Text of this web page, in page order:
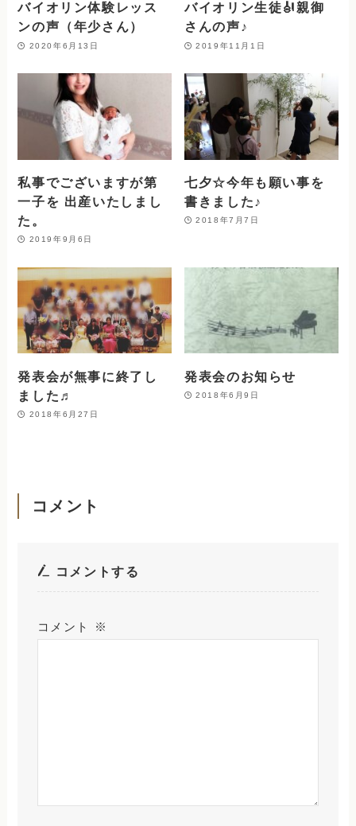
バイオリン体験レッス
ンの声（年少さん）
2020年6月13日
バイオリン生徒🎻親御
さんの声♪
2019年11月1日
私事でございますが第
一子を 出産いたしまし
た。
2019年9月6日
七夕☆今年も願い事を
書きました♪
2018年7月7日
発表会が無事に終了し
ました♬
2018年6月27日
発表会のお知らせ
2018年6月9日
コメント
コメントする
コメント ※